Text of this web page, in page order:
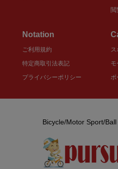
閲
Notation
ご利用規約
特定商取引法表記
プライバシーポリシー
ス
モ
ボ
Bicycle/Motor Sport/